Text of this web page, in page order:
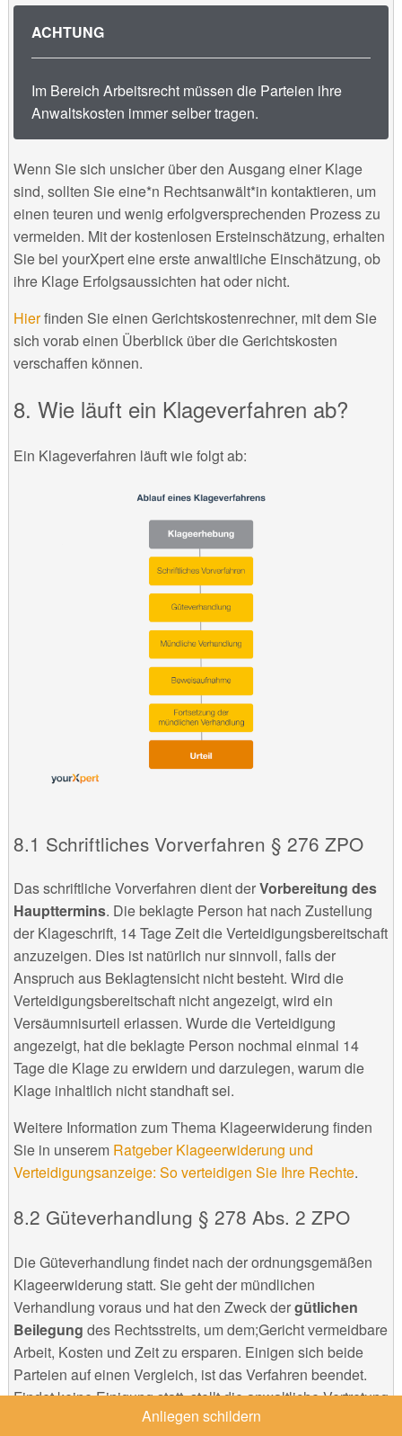
ACHTUNG
Im Bereich Arbeitsrecht müssen die Parteien ihre
Anwaltskosten immer selber tragen.
Wenn Sie sich unsicher über den Ausgang einer Klage
sind, sollten Sie eine*n Rechtsanwält*in kontaktieren, um
einen teuren und wenig erfolgversprechenden Prozess zu
vermeiden. Mit der kostenlosen Ersteinschätzung, erhalten
Sie bei yourXpert eine erste anwaltliche Einschätzung, ob
ihre Klage Erfolgsaussichten hat oder nicht.
Hierfinden Sie einen Gerichtskostenrechner, mit dem Sie
sich vorab einen Überblick über die Gerichtskosten
verschaffen können.
Wie läuft ein Klageverfahren ab?
Ein Klageverfahren läuft wie folgt ab:
Schriftliches Vorverfahren § 276 ZPO
Das schriftliche Vorverfahren dient derVorbereitung des
Haupttermins. Die beklagte Person hat nach Zustellung
der Klageschrift, 14 Tage Zeit die Verteidigungsbereitschaft
anzuzeigen. Dies ist natürlich nur sinnvoll, falls der
Anspruch aus Beklagtensicht nicht besteht. Wird die
Verteidigungsbereitschaft nicht angezeigt, wird ein
Versäumnisurteil erlassen. Wurde die Verteidigung
angezeigt, hat die beklagte Person nochmal einmal 14
Tage die Klage zu erwidern und darzulegen, warum die
Klage inhaltlich nicht standhaft sei.
Weitere Information zum Thema Klageerwiderung finden
Sie in unserem Ratgeber Klageerwiderung und
Verteidigungsanzeige: So verteidigen Sie Ihre Rechte.
Güteverhandlung § 278 Abs. 2 ZPO
Die Güteverhandlung findet nach der ordnungsgemäßen
Klageerwiderung statt. Sie geht der mündlichen
Verhandlung voraus und hat den Zweck dergütlichen
Beilegung des Rechtsstreits, um dem;Gericht vermeidbare
Arbeit, Kosten und Zeit zu ersparen. Einigen sich beide
Parteien auf einen Vergleich, ist das Verfahren beendet.
Findet keine Einigung statt, stellt die anwaltliche Vertretung
einen Antrag aus der Klageschrift, der*die Anwält*in einen
Anliegen schildern